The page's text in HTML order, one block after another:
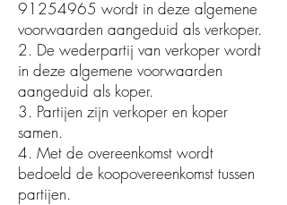
91254965 wordt in deze algemene
voorwaarden aangeduid als verkoper.
2. De wederpartij van verkoper wordt
in deze algemene voorwaarden
aangeduid als koper.
3. Partijen zijn verkoper en koper
samen.
4. Met de overeenkomst wordt
bedoeld de koopovereenkomst tussen
partijen.